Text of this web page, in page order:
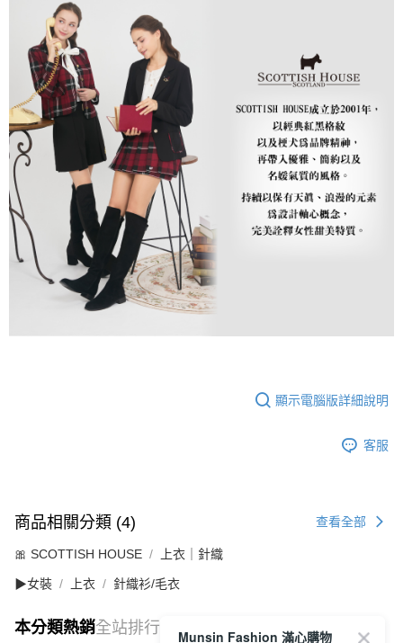
顯示電腦版詳細說明
客服
商品相關分類 (4) 查看全部
🎀 SCOTTISH HOUSE 上衣｜針織
▶女裝 上衣 針織衫/毛衣
本分類熱銷全站排行
Munsin Fashion 滿心購物